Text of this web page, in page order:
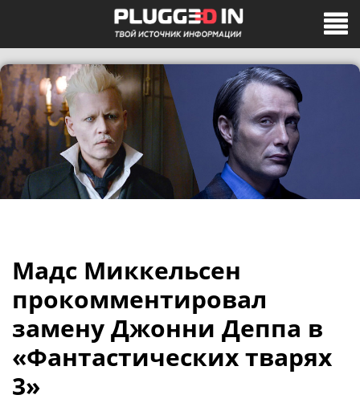
Мадс Миккельсен
прокомментировал
замену Джонни Деппа в
«Фантастических тварях
3»